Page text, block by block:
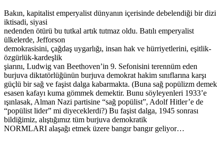
Bakın, kapitalist emperyalist dünyanın içerisinde debelendiği bir dizi
iktisadi, siyasi
nedenden ötürü bu tutkal artık tutmaz oldu. Batılı emperyalist
ülkelerde, Jefforson
demokrasisini, çağdaş uygarlığı, insan hak ve hürriyetlerini, eşitlik-
özgürlük-kardeşlik
şiarını, Ludwig van Beethoven’in 9. Sefonisini terennüm eden
burjuva diktatörlüğünün burjuva demokrat hakim sınıflarına karşı
güçlü bir sağ ve faşist dalga kabarmakta. (Buna sağ popülizm demek
esasen kafayı kuma gömmek demektir. Bunu söyleyenleri 1933’e
ışınlasak, Alman Nazi partisine “sağ popülist”, Adolf Hitler’e de
“popülist lider” mi diyeceklerdi?) Bu faşist dalga, 1945 sonrası
bildiğimiz, alıştığımız tüm burjuva demokratik
NORMLARI alaşağı etmek üzere bangır bangır geliyor…